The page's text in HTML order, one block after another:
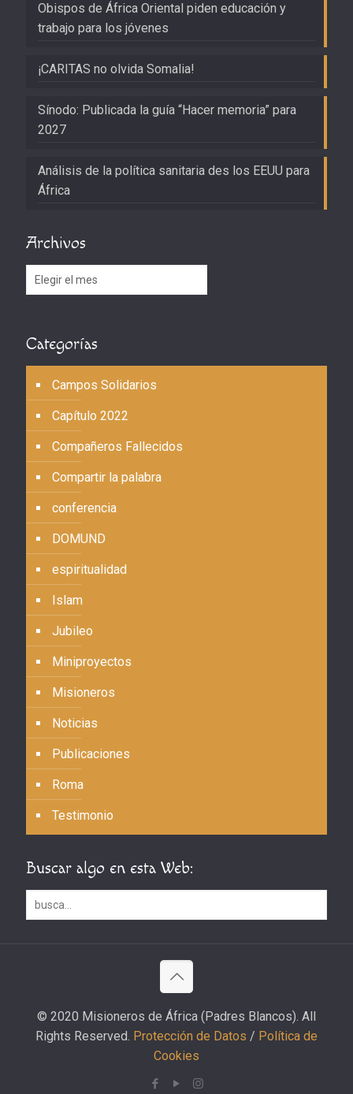
Obispos de África Oriental piden educación y
trabajo para los jóvenes
¡CARITAS no olvida Somalia!
Sínodo: Publicada la guía “Hacer memoria” para
2027
Análisis de la política sanitaria des los EEUU para
África
Archivos
Archivos
Categorías
Campos Solidarios
Capítulo 2022
Compañeros Fallecidos
Compartir la palabra
conferencia
DOMUND
espiritualidad
Islam
Jubileo
Miniproyectos
Misioneros
Noticias
Publicaciones
Roma
Testimonio
Buscar algo en esta Web:
© 2020 Misioneros de África (Padres Blancos). All
Rights Reserved. Protección de Datos / Política de
Cookies